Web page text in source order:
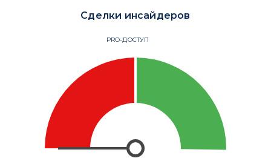
Сделки инсайдеров
PRO-ДОСТУП